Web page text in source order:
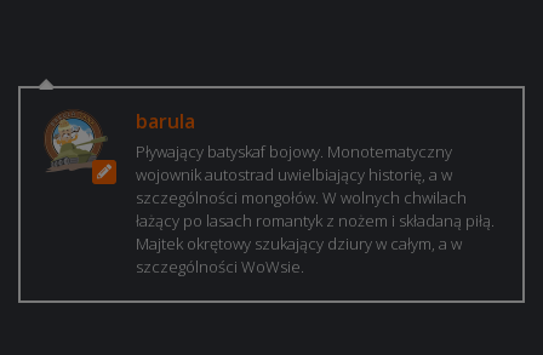
barula
Pływający batyskaf bojowy. Monotematyczny
wojownik autostrad uwielbiający historię, a w
szczególności mongołów. W wolnych chwilach
łażący po lasach romantyk z nożem i składaną piłą.
Majtek okrętowy szukający dziury w całym, a w
szczególności WoWsie.